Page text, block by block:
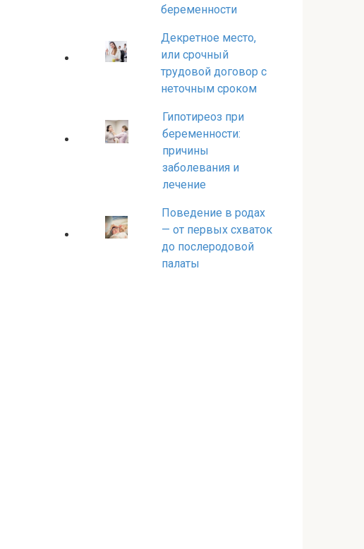
беременности
Декретное место,
или срочный
трудовой договор с
неточным сроком
Гипотиреоз при
беременности:
причины
заболевания и
лечение
Поведение в родах
— от первых схваток
до послеродовой
палаты